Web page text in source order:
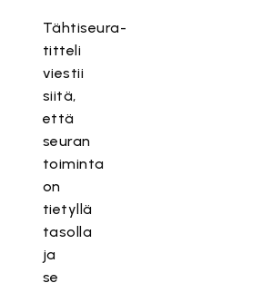
Tähtiseura-
titteli
viestii
siitä,
että
seuran
toiminta
on
tietyllä
tasolla
ja
se